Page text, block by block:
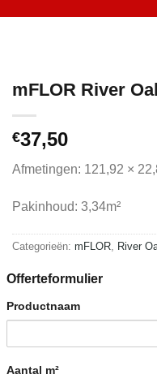
mFLOR River
€37,50
Afmetingen: 121,92 ×
Pakinhoud: 3,34m²
Categorieën: mFLOR River
Offerteformulier
Productnaam
Aantal m²